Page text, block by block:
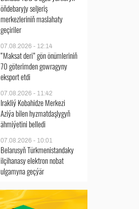
öňdebaryjy seljeriş
merkezleriniň maslahaty
geçiriler
07.08.2026 - 12:14
“Maksat deri” gön önümleriniň
70 göterimden gowragyny
eksport etdi
07.08.2026 - 11:42
Irakliý Kobahidze Merkezi
Aziýa bilen hyzmatdaşlygyň
ähmiýetini belledi
07.08.2026 - 10:01
Belarusyň Türkmenistandaky
ilçihanasy elektron nobat
ulgamyna geçýär